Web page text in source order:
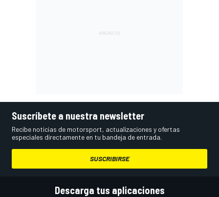
Suscríbete a nuestra newsletter
Recibe noticias de motorsport, actualizaciones y ofertas
especiales directamente en tu bandeja de entrada.
SUSCRIBIRSE
Descarga tus aplicaciones